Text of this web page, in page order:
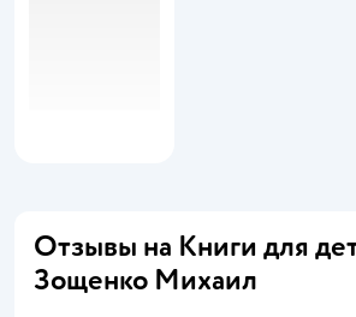
Отзывы на Книги для
Зощенко Михаил